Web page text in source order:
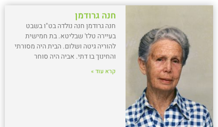
חנה גרודמן
חנה גרודמן חנה נולדה בט"ו בשבט
בעיירה טלז' שבליטא. בת חמישית
להוריה גיטה ושלום. הבית היה מסורתי
והחינוך בו דתי. אביה היה סוחר
קרא עוד »